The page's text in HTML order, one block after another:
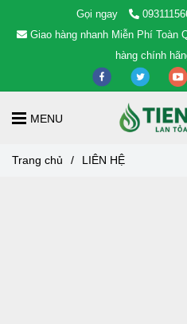
Gọi ngay
Giao hàng nhanh Miễn Phí Toàn
hàng chính
MENU
Trang chủ / LIÊN HỆ